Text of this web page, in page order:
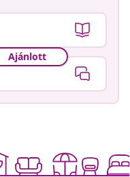
Ajánlott